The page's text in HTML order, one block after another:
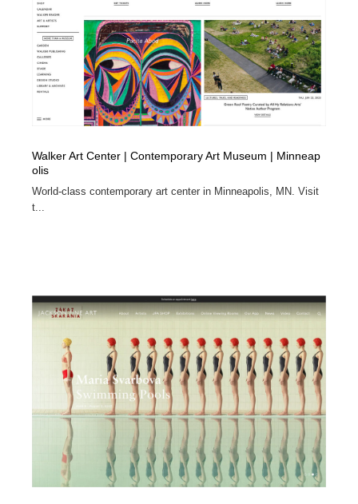
Walker Art Center | Contemporary Art Museum | Minneap
olis
World-class contemporary art center in Minneapolis, MN. Visit
t...